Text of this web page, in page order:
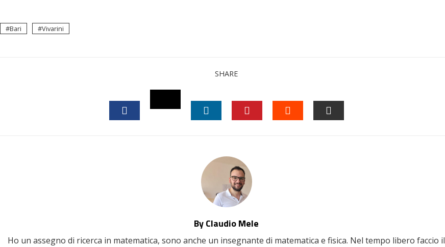
Bari Vivarini
SHARE
TWITTER
By Claudio Mele
Ho un assegno di ricerca in matematica, sono anche un insegnante di matematica e fisica. Nel tempo libero faccio il